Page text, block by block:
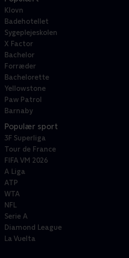
Klovn
Badehotellet
Sygeplejeskolen
X Factor
Bachelor
Forræder
Bachelorette
Yellowstone
Paw Patrol
Barnaby
Populær sport
3F Superliga
Tour de France
FIFA VM 2026
A Liga
ATP
WTA
NFL
Serie A
Diamond League
La Vuelta